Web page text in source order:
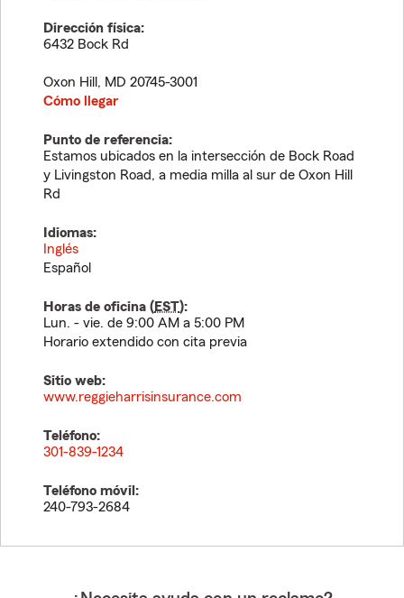
Dirección física:
6432 Bock Rd
Oxon Hill , MD 20745-3001
Cómo llegar
Punto de referencia:
Estamos ubicados en la intersección de Bock Road
y Livingston Road, a media milla al sur de Oxon Hill
Rd
Idiomas:
Inglés
Español
Horas de oficina (EST):
Lun. - vie. de 9:00 AM a 5:00 PM
Horario extendido con cita previa
Sitio web:
www.reggieharrisinsurance.com
Teléfono:
301-839-1234
Teléfono móvil:
240-793-2684